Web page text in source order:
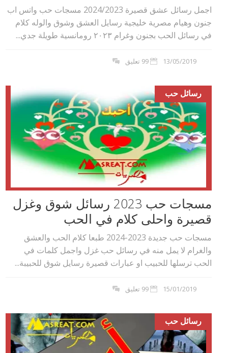
اجمل رسائل عشق قصيرة 2024/2023 مسجات حب واتس اب
جنون وهيام مصرية خليجية رسايل العشق وشوق والوله كلام
في رسائل الحب بجنون وغرام ٢٠٢۳ رومانسية طويلة جدي...
13/05/2019 99 تعليق
رسائل حب
مسجات حب 2023 رسائل شوق وغزل
قصيرة واحلى كلام في الحب
مسجات حب جديدة 2023-2024 طبعا كلام الحب والعشق
والغرام لا يمل منه في رسائل حب غزل واجمل كلمات في
الحب ترسلها للحبيب او عبارات قصيرة رسايل شوق للحبيبة...
15/01/2019 99 تعليق
رسائل حب